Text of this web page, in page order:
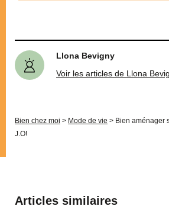
Llona Bevigny
Voir les articles de Llona
Bien chez moi > Mode de vie > Bien aménager
J.O!
Articles similaires